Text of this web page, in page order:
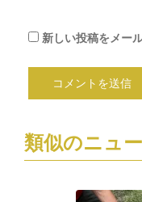
新しい投稿をメー
類似のニュ